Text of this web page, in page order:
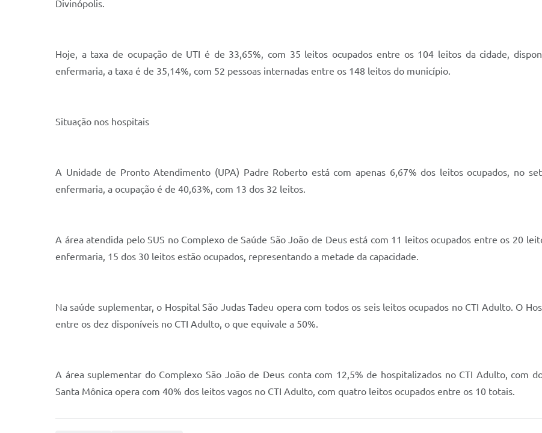
Divinópolis.
Hoje, a taxa de ocupação de UTI é de 33,65%, com 35 leitos ocupados entre os 104 leitos da cidade,
enfermaria, a taxa é de 35,14%, com 52 pessoas internadas entre os 148 leitos do município.
Situação nos hospitais
A Unidade de Pronto Atendimento (UPA) Padre Roberto está com apenas 6,67% dos leitos ocupados, no
enfermaria, a ocupação é de 40,63%, com 13 dos 32 leitos.
A área atendida pelo SUS no Complexo de Saúde São João de Deus está com 11 leitos ocupados entre os 20
enfermaria, 15 dos 30 leitos estão ocupados, representando a metade da capacidade.
Na saúde suplementar, o Hospital São Judas Tadeu opera com todos os seis leitos ocupados no CTI Adulto. O
entre os dez disponíveis no CTI Adulto, o que equivale a 50%.
A área suplementar do Complexo São João de Deus conta com 12,5% de hospitalizados no CTI Adulto, com
Santa Mônica opera com 40% dos leitos vagos no CTI Adulto, com quatro leitos ocupados entre os 10 totais.